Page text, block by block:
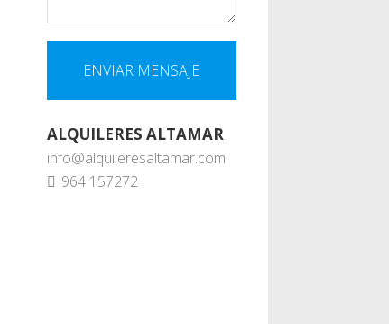
ALQUILERES ALTAMAR
info@alquileresaltamar.com
964 157272